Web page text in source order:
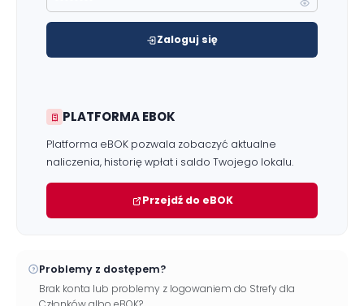
Zaloguj się
PLATFORMA EBOK
Platforma eBOK pozwala zobaczyć aktualne
naliczenia, historię wpłat i saldo Twojego lokalu.
Przejdź do eBOK
Problemy z dostępem?
Brak konta lub problemy z logowaniem do Strefy dla
Zgłoś problem lub uwagę
zaproponować ulepszenia.
Awarie w blokachzgłaszaj telefonicznie.